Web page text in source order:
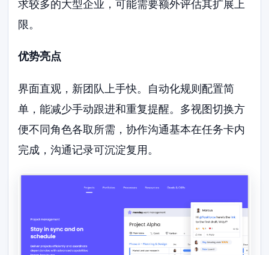
求较多的大型企业，可能需要额外评估其扩展上
限。
优势亮点
界面直观，新团队上手快。自动化规则配置简
单，能减少手动跟进和重复提醒。多视图切换方
便不同角色各取所需，协作沟通基本在任务卡内
完成，沟通记录可沉淀复用。